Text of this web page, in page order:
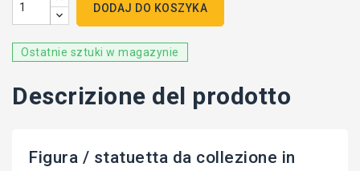
DODAJ DO KOSZYKA
Ostatnie sztuki w magazynie
Descrizione del prodotto
Figura / statuetta da collezione in